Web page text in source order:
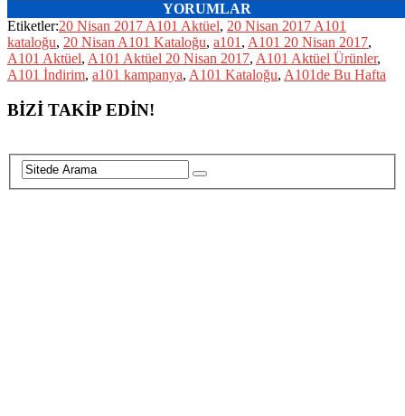
YORUMLAR
Etiketler:20 Nisan 2017 A101 Aktüel, 20 Nisan 2017 A101
kataloğu, 20 Nisan A101 Kataloğu, a101, A101 20 Nisan 2017,
A101 Aktüel, A101 Aktüel 20 Nisan 2017, A101 Aktüel Ürünler,
A101 İndirim, a101 kampanya, A101 Kataloğu, A101de Bu Hafta
BİZİ TAKİP EDİN!